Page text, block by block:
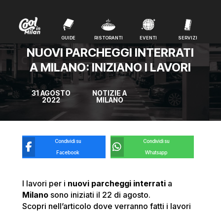
GUIDE RISTORANTI EVENTI SERVIZI
GUIDE RISTORANTI EVENTI SERVIZI
NUOVI PARCHEGGI INTERRATI
A MILANO: INIZIANO I LAVORI
31 AGOSTO
2022
NOTIZIE A
MILANO
Condividi su
Facebook
Condividi su
Whatsapp
I lavori per i nuovi parcheggi interratia
Milanosono iniziati il 22 di agosto.
Scopri nell’articolo dove verranno fatti i lavori